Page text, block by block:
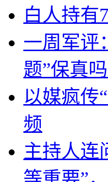
白人持有
一周军评
题”保真
以媒疯传
频
主持人连